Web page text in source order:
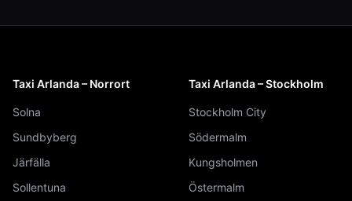
Taxi Arlanda – Norrort
Solna
Sundbyberg
Järfälla
Sollentuna
Taxi Arlanda – Stockholm
Stockholm City
Södermalm
Kungsholmen
Östermalm